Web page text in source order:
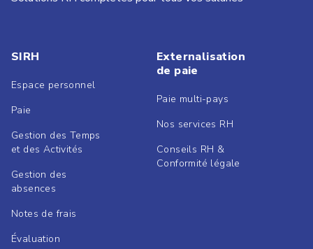
SIRH
Espace personnel
Paie
Gestion des Temps
et des Activités
Gestion des
absences
Notes de frais
Évaluation
Externalisation
de paie
Paie multi-pays
Nos services RH
Conseils RH &
Conformité légale